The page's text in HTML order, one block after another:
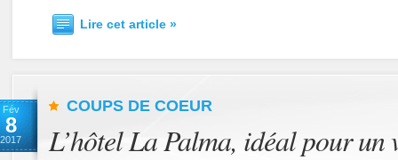
Lire cet article »
Fév
8
2017
COUPS DE COEUR
L’hôtel La Palma, idéal pour un